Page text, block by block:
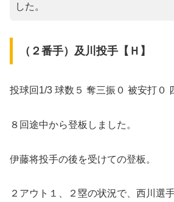
した。
（２番手）及川投手【Ｈ】
投球回1/3 球数５ 奪三振０ 被安打０
８回途中から登板しました。
伊藤将投手の後を受けての登板。
２アウト１、２塁の状況で、西川選